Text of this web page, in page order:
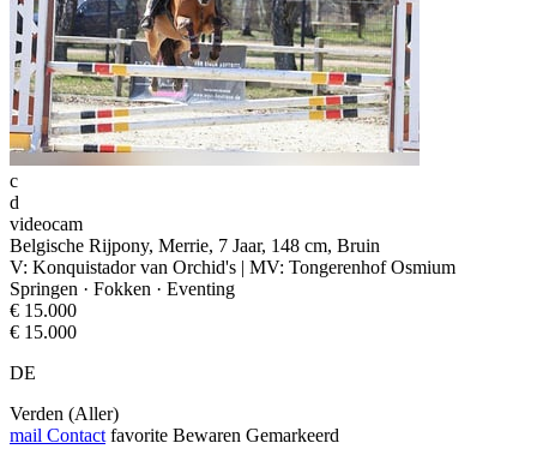
c
d
videocam
Belgische Rijpony, Merrie, 7 Jaar, 148 cm, Bruin
V: Konquistador van Orchid's | MV: Tongerenhof Osmium
Springen · Fokken · Eventing
€ 15.000
€ 15.000
DE
Verden (Aller)
mail Contact favorite Bewaren Gemarkeerd